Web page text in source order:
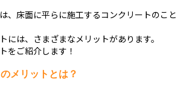
、床面に平らに施工するコンクリートのこと
には、さまざまなメリットがあります。
をご紹介します！
メリットとは？